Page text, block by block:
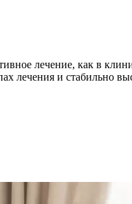
лечение, как в
лечения и стабильно